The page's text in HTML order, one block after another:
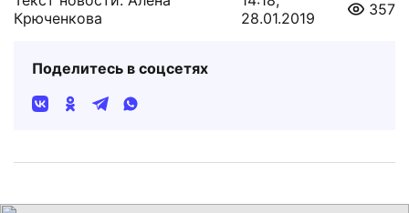
Крюченкова
28.01.2019
357
Поделитесь в соцсетях